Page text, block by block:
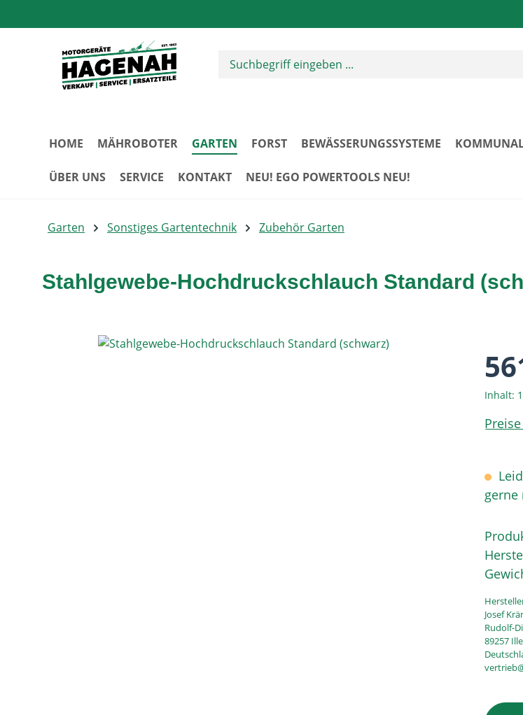
HOME MÄHROBOTER GARTEN FORST BEWÄSSERUNGSSYSTEME
ÜBER UNS SERVICE KONTAKT NEU! EGO POWERTOOLS NEU!
Garten Sonstiges Gartentechnik Zubehör Garten
Stahlgewebe-Hochdruckschlauch Standard
Bildergalerie überspringen
Inhalt: 1
gerne
Josef
Rudolf-
89257